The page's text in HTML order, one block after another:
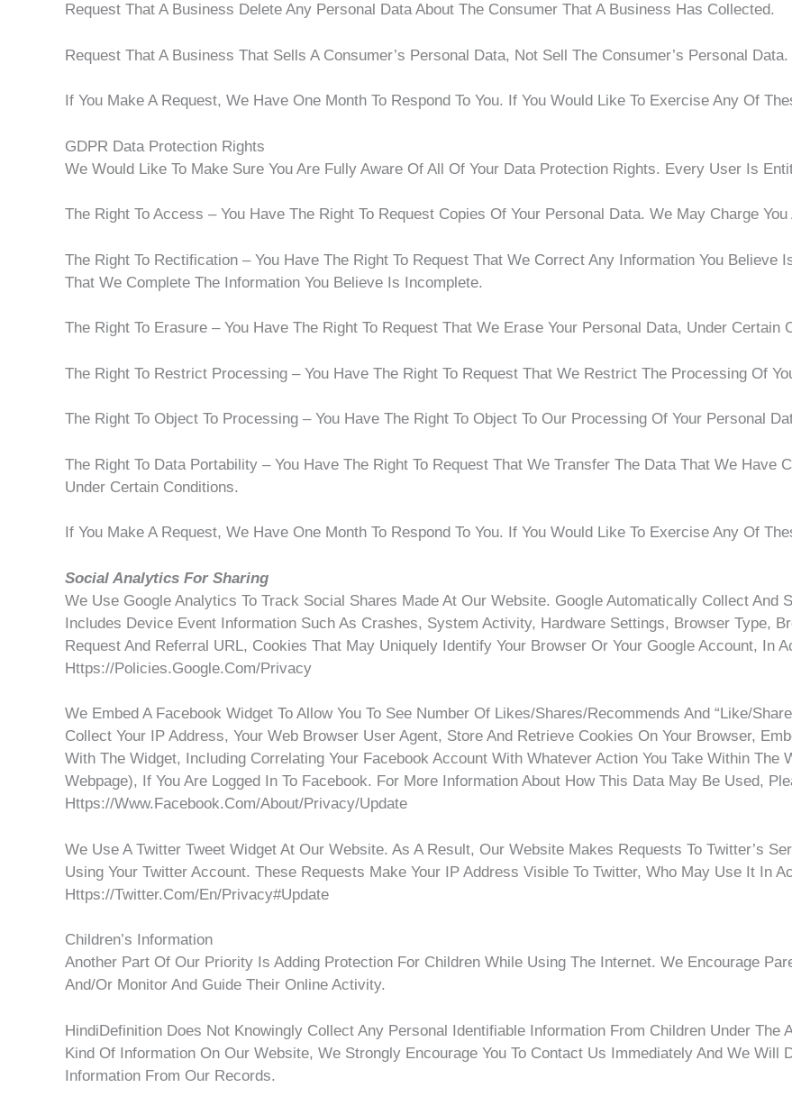
Request That A Business Delete Any Personal Data About The Consumer That A Business Has Collected.
Request That A Business That Sells A Consumer’s Personal Data, Not Sell The Consumer’s Personal Data.
If You Make A Request, We Have One Month To Respond To You. If You Would Like To Exercise Any Of
GDPR Data Protection Rights
We Would Like To Make Sure You Are Fully Aware Of All Of Your Data Protection Rights. Every User Is
The Right To Access – You Have The Right To Request Copies Of Your Personal Data. We May Charge
The Right To Rectification – You Have The Right To Request That We Correct Any Information You Believe
That We Complete The Information You Believe Is Incomplete.
The Right To Erasure – You Have The Right To Request That We Erase Your Personal Data, Under Certain
The Right To Restrict Processing – You Have The Right To Request That We Restrict The Processing Of
The Right To Object To Processing – You Have The Right To Object To Our Processing Of Your Personal
The Right To Data Portability – You Have The Right To Request That We Transfer The Data That We Have
Under Certain Conditions.
If You Make A Request, We Have One Month To Respond To You. If You Would Like To Exercise Any Of
Social Analytics For Sharing
We Use Google Analytics To Track Social Shares Made At Our Website. Google Automatically Collect And
Includes Device Event Information Such As Crashes, System Activity, Hardware Settings, Browser Type,
Request And Referral URL, Cookies That May Uniquely Identify Your Browser Or Your Google Account, In
Https://policies.google.com/privacy
We Embed A Facebook Widget To Allow You To See Number Of Likes/shares/recommends And “like/
Collect Your IP Address, Your Web Browser User Agent, Store And Retrieve Cookies On Your Browser,
With The Widget, Including Correlating Your Facebook Account With Whatever Action You Take Within
Webpage), If You Are Logged In To Facebook. For More Information About How This Data May Be Used,
Https://www.facebook.com/about/privacy/update
We Use A Twitter Tweet Widget At Our Website. As A Result, Our Website Makes Requests To Twitter’s
Using Your Twitter Account. These Requests Make Your IP Address Visible To Twitter, Who May Use It In
Https://twitter.com/en/privacy#update
Children’s Information
Another Part Of Our Priority Is Adding Protection For Children While Using The Internet. We Encourage
And/or Monitor And Guide Their Online Activity.
HindiDefinition Does Not Knowingly Collect Any Personal Identifiable Information From Children Under The
Kind Of Information On Our Website, We Strongly Encourage You To Contact Us Immediately And We Will
Information From Our Records.